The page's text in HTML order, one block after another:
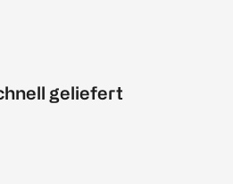
geliefert